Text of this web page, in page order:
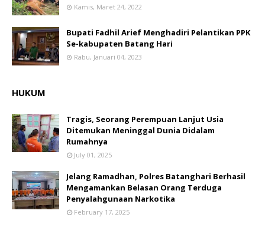
Kamis, Maret 24, 2022
Bupati Fadhil Arief Menghadiri Pelantikan PPK
Se-kabupaten Batang Hari
Rabu, Januari 04, 2023
HUKUM
Tragis, Seorang Perempuan Lanjut Usia
Ditemukan Meninggal Dunia Didalam
Rumahnya
July 01, 2025
Jelang Ramadhan, Polres Batanghari Berhasil
Mengamankan Belasan Orang Terduga
Penyalahgunaan Narkotika
February 17, 2025